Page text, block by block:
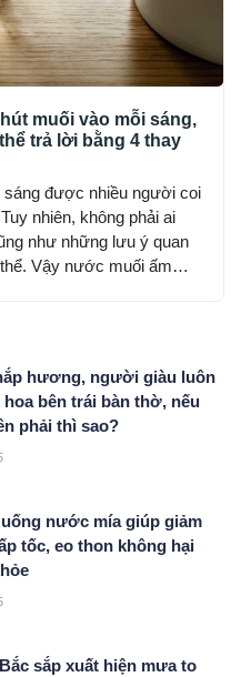
muối vào mỗi sáng,
trả lời bằng 4 thay
được nhiều người coi
nhiên, không phải ai
như những lưu ý quan
Vậy nước muối ấm
hương, người giàu luôn
hoa bên trái bàn thờ, nếu
phải thì sao?
nước mía giúp giảm
tốc, eo thon không hại
sắp xuất hiện mưa to